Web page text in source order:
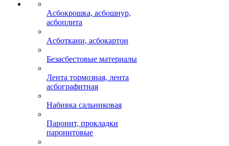
Асбокрошка, асбошнур,
асбоплита
Асботкани, асбокартон
Безасбестовые материалы
Лента тормозная, лента
асбографитная
Набивка сальниковая
Паронит, прокладки
паронитовые